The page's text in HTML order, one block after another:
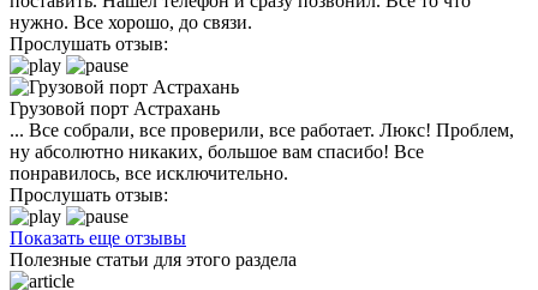
нужно. Все хорошо, до связи.
Прослушать отзыв:
Грузовой порт Астрахань
... Все собрали, все проверили, все работает. Люкс! Проблем,
ну абсолютно никаких, большое вам спасибо! Все
понравилось, все исключительно.
Прослушать отзыв:
Показать еще отзывы
Полезные статьи для этого раздела